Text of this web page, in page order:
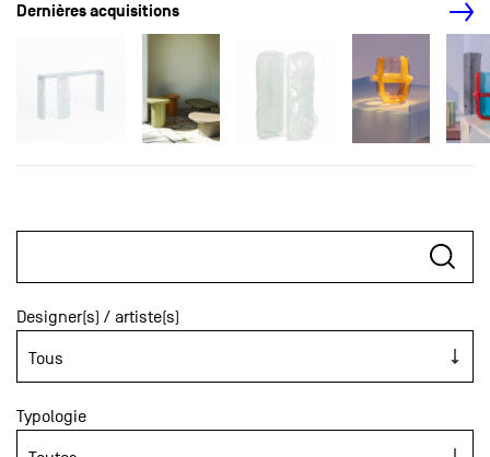
Dernières acquisitions
Designer(s) / artiste(s)
Typologie